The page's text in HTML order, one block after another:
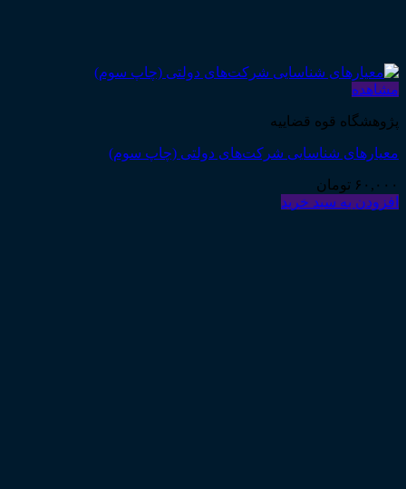
مشاهده
پژوهشگاه قوه قضاییه
معیارهای شناسایی شرکت‌های دولتی (چاپ سوم)
۶۰,۰۰۰ تومان
افزودن به سبد خرید